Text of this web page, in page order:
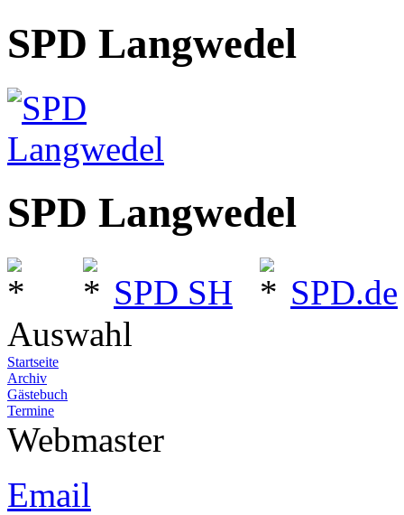
SPD Langwedel
SPD Langwedel
SPD SH
SPD.de
Auswahl
Startseite
Archiv
Gästebuch
Termine
Webmaster
Email